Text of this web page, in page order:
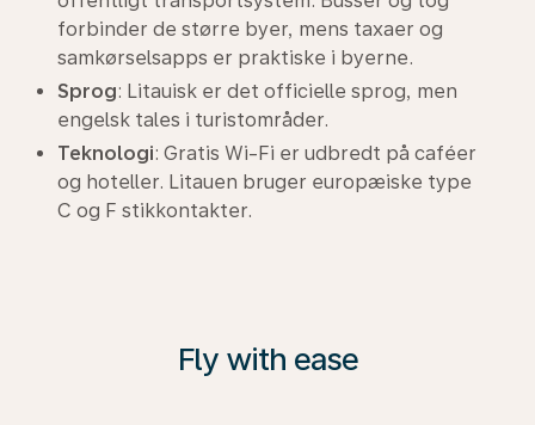
forbinder de større byer, mens taxaer og
samkørselsapps er praktiske i byerne.
Sprog: Litauisk er det officielle sprog, men
engelsk tales i turistområder.
Teknologi: Gratis Wi-Fi er udbredt på caféer
og hoteller. Litauen bruger europæiske type
C og F stikkontakter.
Fly with ease